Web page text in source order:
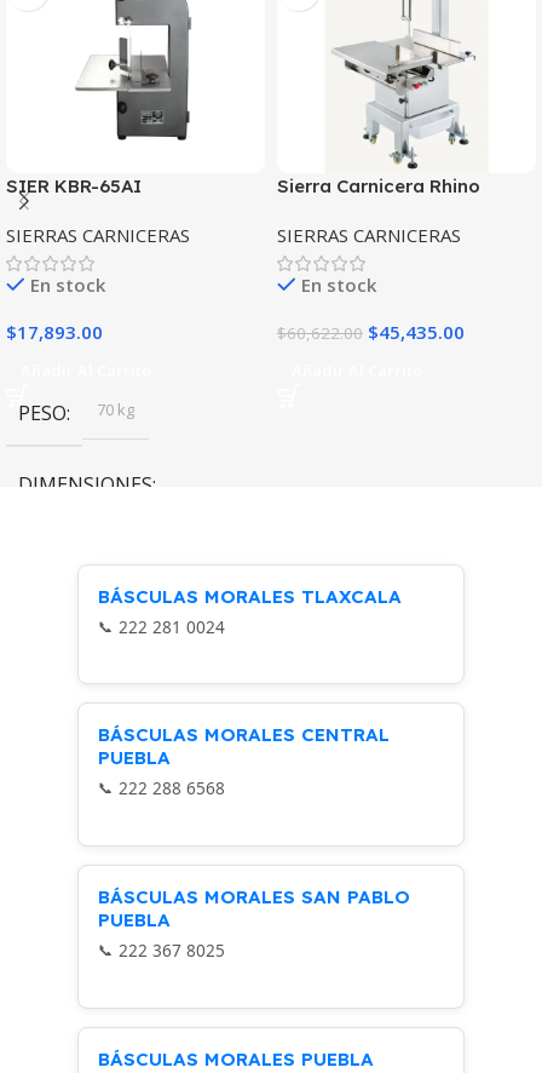
SIER KBR-65AI
SIERRAS CARNICERAS
En stock
$17,893.00
PESO 70 kg
DIMENSIONES
Sierra Carnicera Rhino
SIERRAS CARNICERAS
En stock
$60,622.00 $45,435.00
BÁSCULAS MORALES TLAXCALA
222 281 0024
BÁSCULAS MORALES CENTRAL
PUEBLA
222 288 6568
BÁSCULAS MORALES SAN PABLO
PUEBLA
222 367 8025
BÁSCULAS MORALES PUEBLA